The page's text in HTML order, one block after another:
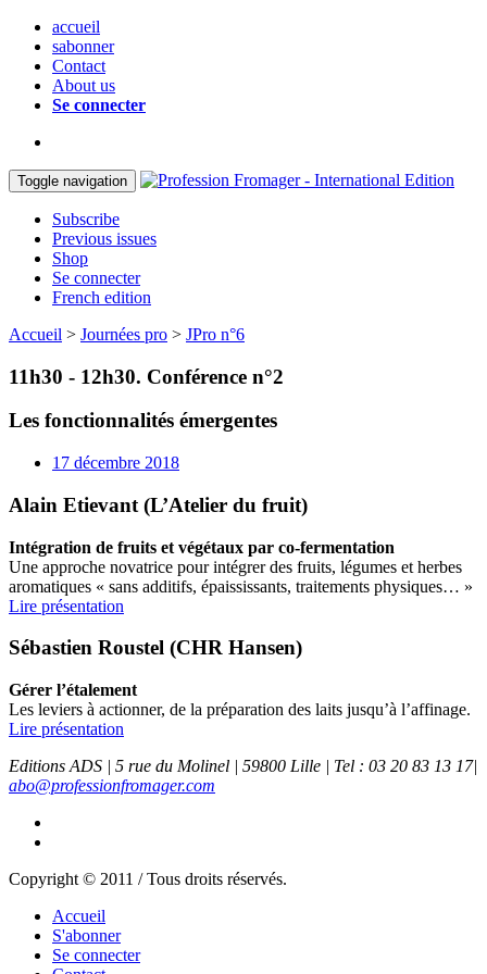
accueil
sabonner
Contact
About us
Se connecter
Toggle navigation
Subscribe
Previous issues
Shop
Se connecter
French edition
Accueil > Journées pro > JPro n°6
11h30 - 12h30. Conférence n°2
Les fonctionnalités émergentes
17 décembre 2018
Alain Etievant (L’Atelier du fruit)
Intégration de fruits et végétaux par co-fermentation
Une approche novatrice pour intégrer des fruits, légumes et herbes
aromatiques « sans additifs, épaississants, traitements physiques… »
Lire présentation
Sébastien Roustel (CHR Hansen)
Gérer l’étalement
Les leviers à actionner, de la préparation des laits jusqu’à l’affinage.
Lire présentation
Editions ADS | 5 rue du Molinel | 59800 Lille | Tel : 03 20 83 13 17|
abo@professionfromager.com
Copyright © 2011 / Tous droits réservés.
Accueil
S'abonner
Se connecter